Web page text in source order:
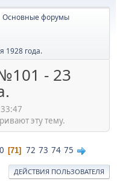
Основные форумы
1928 года.
- 23
эту тему.
71 72 73 74 75
ДЕЙСТВИЯ ПОЛЬЗОВАТЕЛЯ